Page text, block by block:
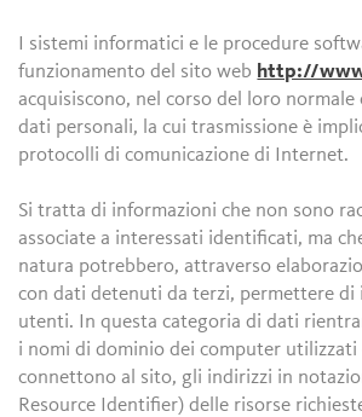
I sistemi informatici e le procedure
funzionamento del sito web http://
acquisiscono, nel corso del loro normale
dati personali, la cui trasmissione è
protocolli di comunicazione di Internet.
Si tratta di informazioni che non sono
associate a interessati identificati, ma
natura potrebbero, attraverso
con dati detenuti da terzi, permettere di
utenti. In questa categoria di dati
i nomi di dominio dei computer utilizzati
connettono al sito, gli indirizzi in
Resource Identifier) delle risorse